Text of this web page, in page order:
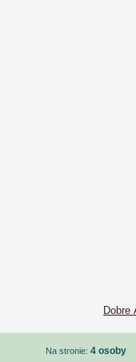
Dobre
Na stronie: 4 osoby